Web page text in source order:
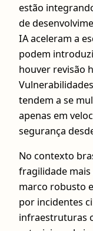
estão
de
IA aceleram a
podem
houver revisão
tendem a se
apenas em
segurança
No contexto
fragilidade mais
marco robusto
por incidentes
infraestruturas